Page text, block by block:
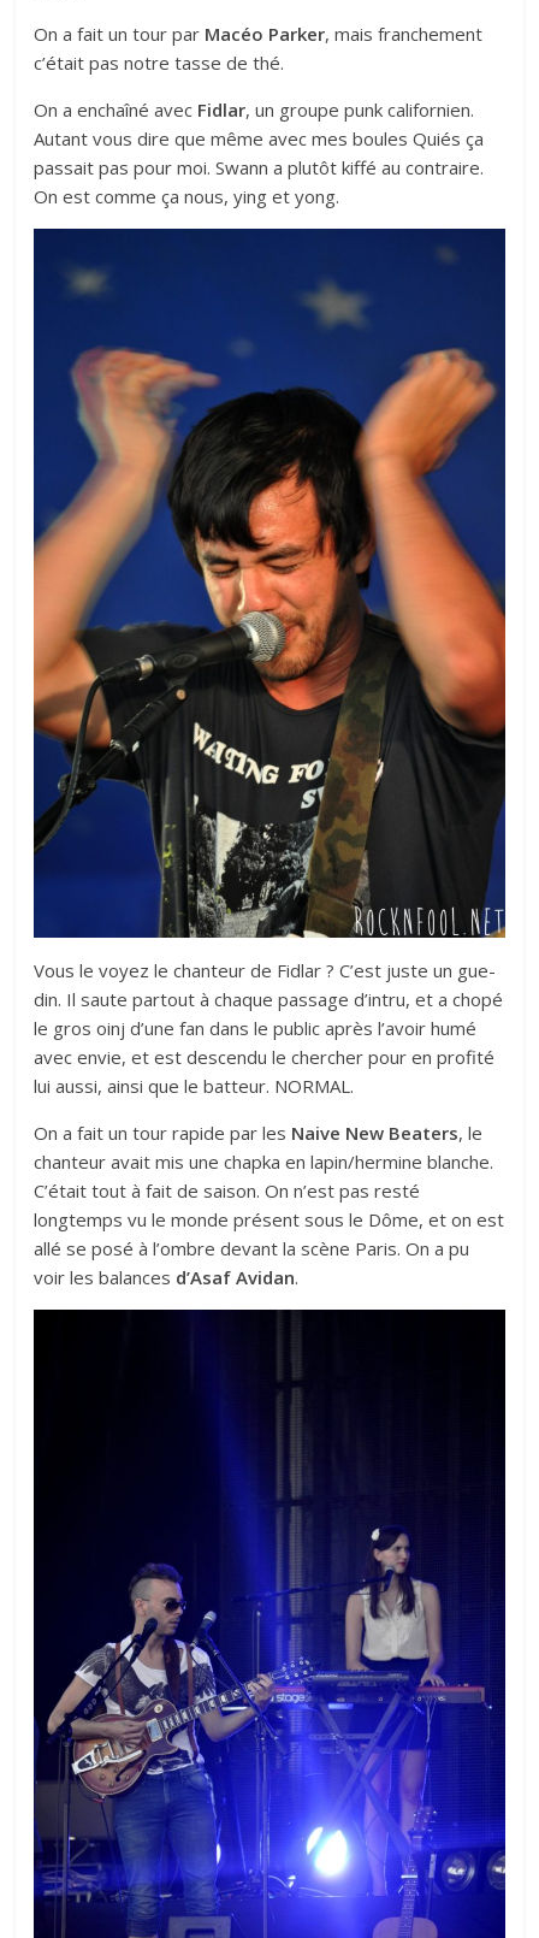
On a fait un tour par Macéo Parker, mais franchement
c’était pas notre tasse de thé.
On a enchaîné avec Fidlar, un groupe punk californien.
Autant vous dire que même avec mes boules Quiés ça
passait pas pour moi. Swann a plutôt kiffé au contraire.
On est comme ça nous, ying et yong.
Vous le voyez le chanteur de Fidlar ? C’est juste un gue-
din. Il saute partout à chaque passage d’intru, et a chopé
le gros oinj d’une fan dans le public après l’avoir humé
avec envie, et est descendu le chercher pour en profité
lui aussi, ainsi que le batteur. NORMAL.
On a fait un tour rapide par les Naive New Beaters, le
chanteur avait mis une chapka en lapin/hermine blanche.
C’était tout à fait de saison. On n’est pas resté
longtemps vu le monde présent sous le Dôme, et on est
allé se posé à l’ombre devant la scène Paris. On a pu
voir les balances d’Asaf Avidan.